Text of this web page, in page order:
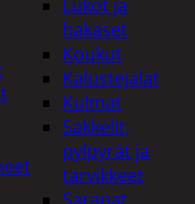
Lukot ja
hakaset
Koukut
Kalustejalat
Kulmat
Sakkelit,
pylpyrät ja
tarvikkeet